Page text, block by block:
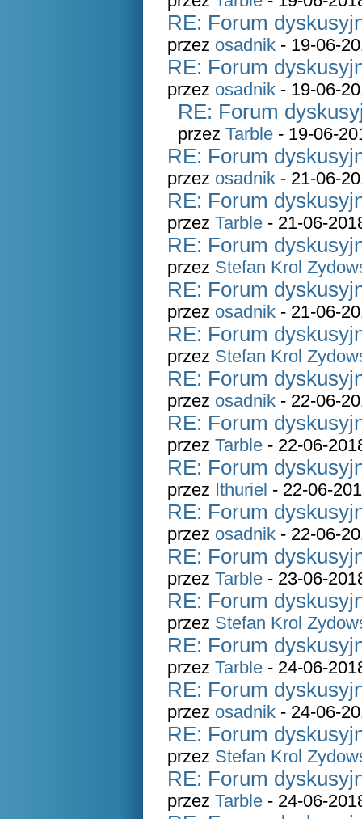
RE: Forum
przez osadnik - 19-06-
RE: Forum
przez osadnik - 19-06-
RE: Forum
przez Tarble - 19-06-
RE: Forum
przez osadnik - 21-06-
RE: Forum
przez Tarble - 21-06-
RE: Forum
przez Stefan Krol
RE: Forum
przez osadnik - 21-06-
RE: Forum
przez Stefan Krol
RE: Forum
przez osadnik - 22-06-
RE: Forum
przez Tarble - 22-06-
RE: Forum
przez Ithuriel - 22-06-
RE: Forum
przez osadnik - 22-06-
RE: Forum
przez Tarble - 23-06-
RE: Forum
przez Stefan Krol
RE: Forum
przez Tarble - 24-06-
RE: Forum
przez osadnik - 24-06-
RE: Forum
przez Stefan Krol
RE: Forum
przez Tarble - 24-06-